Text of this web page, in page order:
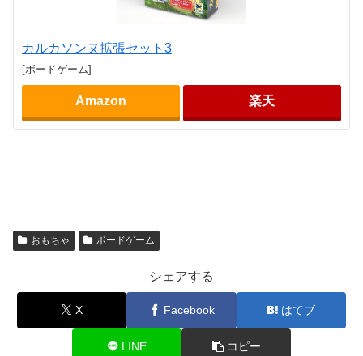
カルカソンヌ拡張セット3
[ボードゲーム]
Amazon 楽天
おもちゃ ボードゲーム
シェアする
X Facebook はてブ
LINE コピー